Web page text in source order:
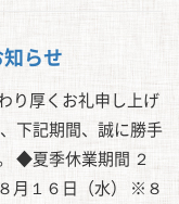
らせ
り厚くお礼申し上げ
下記期間、誠に勝手
◆夏季休業期間 ２
月１６日（水） ※８